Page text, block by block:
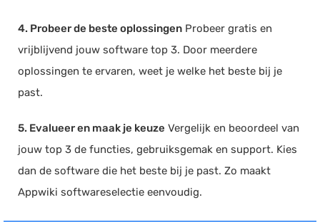
4. Probeer de beste oplossingen Probeer gratis en
vrijblijvend jouw software top 3. Door meerdere
oplossingen te ervaren, weet je welke het beste bij je
past.
5. Evalueer en maak je keuze Vergelijk en beoordeel van
jouw top 3 de functies, gebruiksgemak en support. Kies
dan de software die het beste bij je past. Zo maakt
Appwiki softwareselectie eenvoudig.